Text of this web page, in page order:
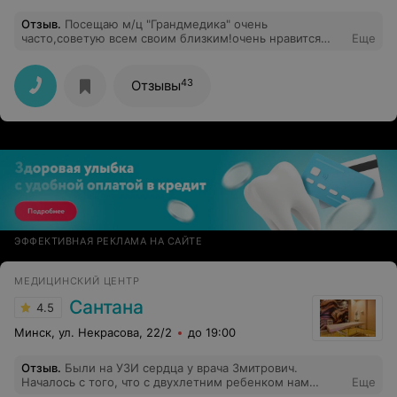
Отзыв. Посещаю м/ц "Грандмедика" очень
часто,советую всем своим близким!очень нравится
специалисты!Сама посетила гинеколога Бруцкую
Е.В.,муж и ребенок дерматолога Болдесову О.В. Мы
очень давольны!А главное ЗДОРОВЫ!Спасибо м/ц
ГРАНДМЕДИКА)
Еще
Отзывы43
ЭФФЕКТИВНАЯ РЕКЛАМА НА САЙТЕ
МЕДИЦИНСКИЙ ЦЕНТР
4.5 Сантана
Минск, ул. Некрасова, 22/2 до 19:00
Отзыв. Были на УЗИ сердца у врача Змитрович.
Началось с того, что с двухлетним ребенком нам
Еще